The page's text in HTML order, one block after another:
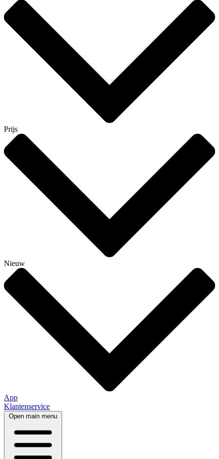
Prijs
Nieuw
App
Klantenservice
Open main menu